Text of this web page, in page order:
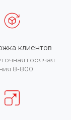
клиентов
горячая
8-800